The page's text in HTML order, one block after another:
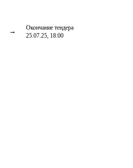
Окончание тендера
25.07.25, 18:00